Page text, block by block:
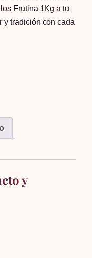
Frutina 1Kg a tu
y tradición con cada
y